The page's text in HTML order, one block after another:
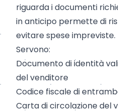
riguarda i documenti
in anticipo permette di
evitare spese impreviste.
Servono:
Documento di identità
del venditore
Codice fiscale di
Carta di circolazione del